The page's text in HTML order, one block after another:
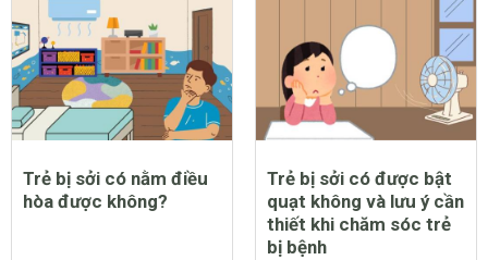
Trẻ bị sởi có nằm điều
hòa được không?
Trẻ bị sởi có được bật
quạt không và lưu ý cần
thiết khi chăm sóc trẻ
bị bệnh